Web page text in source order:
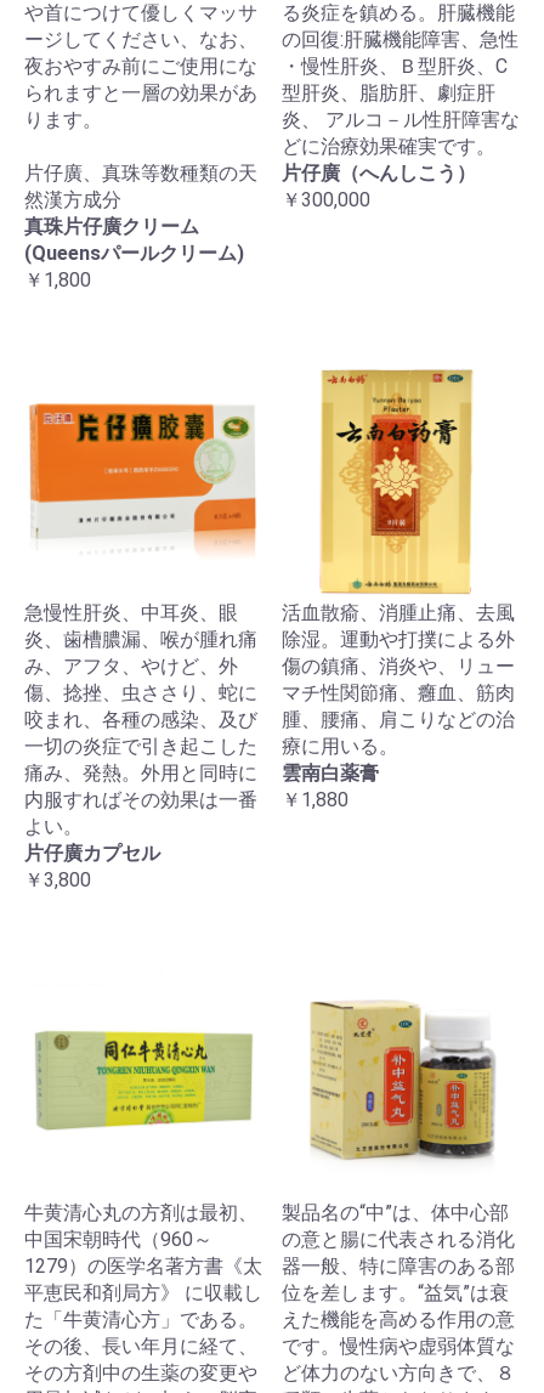
や首につけて優しくマッサ
ージしてください、なお、
夜おやすみ前にご使用にな
られますと一層の効果があ
ります。
片仔廣、真珠等数種類の天
然漢方成分
真珠片仔廣クリーム
(Queensパールクリーム)
￥1,800
る炎症を鎮める。肝臓機能
の回復:肝臓機能障害、急性
・慢性肝炎、Ｂ型肝炎、C
型肝炎、脂肪肝、劇症肝
炎、 アルコ－ル性肝障害な
どに治療効果確実です。
片仔廣（へんしこう）
￥300,000
急慢性肝炎、中耳炎、眼
炎、歯槽膿漏、喉が腫れ痛
み、アフタ、やけど、外
傷、捻挫、虫ささり、蛇に
咬まれ、各種の感染、及び
一切の炎症で引き起こした
痛み、発熱。外用と同時に
内服すればその効果は一番
よい。
片仔廣カプセル
￥3,800
活血散瘉、消腫止痛、去風
除湿。運動や打撲による外
傷の鎮痛、消炎や、リュー
マチ性関節痛、癰血、筋肉
腫、腰痛、肩こりなどの治
療に用いる。
雲南白薬膏
￥1,880
牛黄清心丸の方剤は最初、
中国宋朝時代（960～
1279）の医学名著方書《太
平恵民和剤局方》 に収載し
た「牛黄清心方」である。
その後、長い年月に経て、
その方剤中の生薬の変更や
製品名の“中”は、体中心部
の意と腸に代表される消化
器一般、特に障害のある部
位を差します。“益気”は衰
えた機能を高める作用の意
です。慢性病や虚弱体質な
ど体力のない方向きで、８